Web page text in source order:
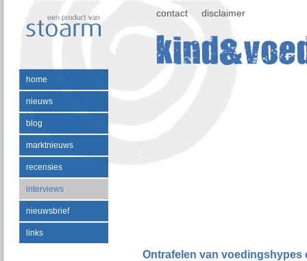
Ontrafelen van voedingshypes
home
nieuws
blog
marktnieuws
recensies
interviews
nieuwsbrief
links
contact disclaimer